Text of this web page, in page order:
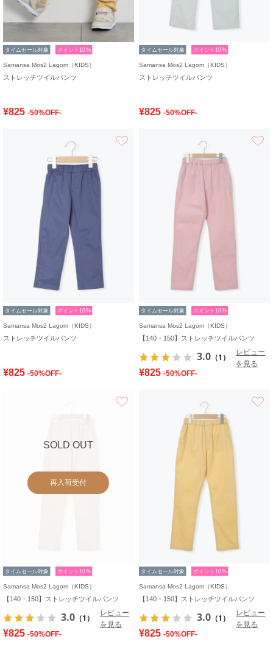
タイムセール対象 ポイント10%
Samansa Mos2 Lagom（KIDS）
ストレッチツイルパンツ
¥825 -50%OFF-
タイムセール対象 ポイント10%
Samansa Mos2 Lagom（KIDS）
ストレッチツイルパンツ
¥825 -50%OFF-
タイムセール対象 ポイント10%
Samansa Mos2 Lagom（KIDS）
ストレッチツイルパンツ
¥825 -50%OFF-
タイムセール対象 ポイント10%
Samansa Mos2 Lagom（KIDS）
【140・150】ストレッチツイルパンツ
3.0 （1）
レビュー
を見る
¥825 -50%OFF-
SOLD OUT
再入荷受付
タイムセール対象 ポイント10%
Samansa Mos2 Lagom（KIDS）
【140・150】ストレッチツイルパンツ
3.0 （1）
レビュー
を見る
¥825 -50%OFF-
タイムセール対象 ポイント10%
Samansa Mos2 Lagom（KIDS）
【140・150】ストレッチツイルパンツ
3.0 （1）
レビュー
を見る
¥825 -50%OFF-